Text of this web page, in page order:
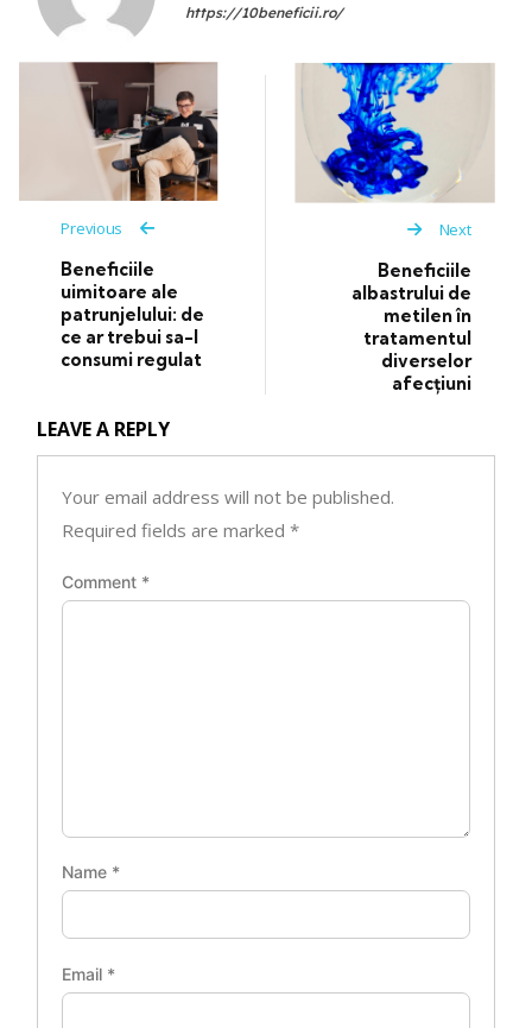
https://10beneficii.ro/
Previous
Beneficiile
uimitoare ale
patrunjelului: de
ce ar trebui sa-l
consumi regulat
Next
Beneficiile
albastrului de
metilen în
tratamentul
diverselor
afecțiuni
LEAVE A REPLY
Your email address will not be published.
Required fields are marked*
Comment *
Name *
Email *